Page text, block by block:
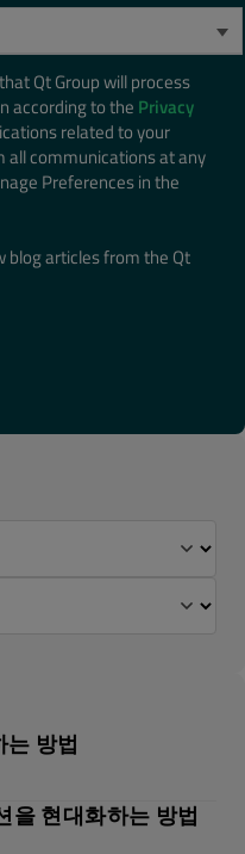
Qt Group will process
according to the Privacy
related to your
all communications at any
Preferences in the
blog articles from the Qt
는 방법
을 현대화하는 방법